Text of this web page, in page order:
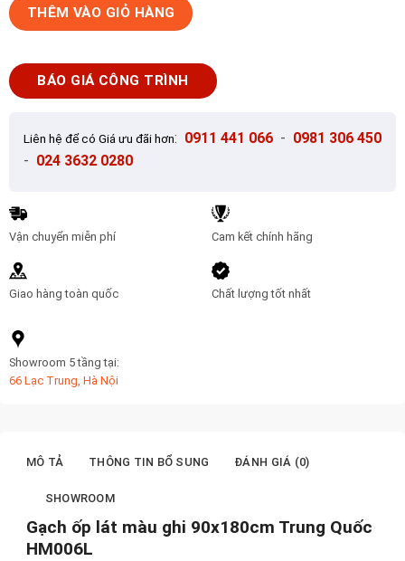
Gạch
ốp
màu
ghi
lượng
THÊM VÀO GIỎ HÀNG
BÁO GIÁ CÔNG TRÌNH
Liên hệ để có Giá ưu đãi hơn: 0911 441 066 - 0981 306 450
- 024 3632 0280
Vận chuyển miễn phí
Giao hàng toàn quốc
Cam kết chính hãng
Chất lượng tốt nhất
Showroom 5 tầng tại:
66 Lạc Trung, Hà Nội
MÔ TẢ THÔNG TIN BỔ SUNG ĐÁNH GIÁ (0)
SHOWROOM
Gạch ốp lát màu ghi 90x180cm Trung Quốc
HM006L